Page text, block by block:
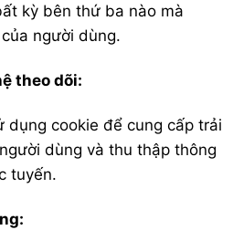
kỳ bên thứ ba nào mà
người dùng.
theo dõi:
dụng cookie để cung cấp trải
dùng và thu thập thông
tuyến.